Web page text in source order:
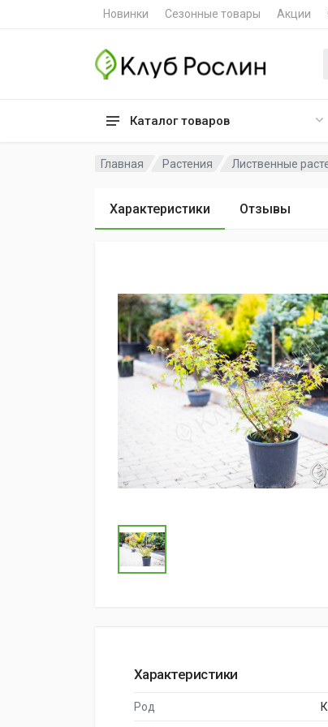
Новинки Сезонные товары Акции
Каталог товаров
Главная Растения Лиственные
Характеристики Отзывы
Характеристики
Род